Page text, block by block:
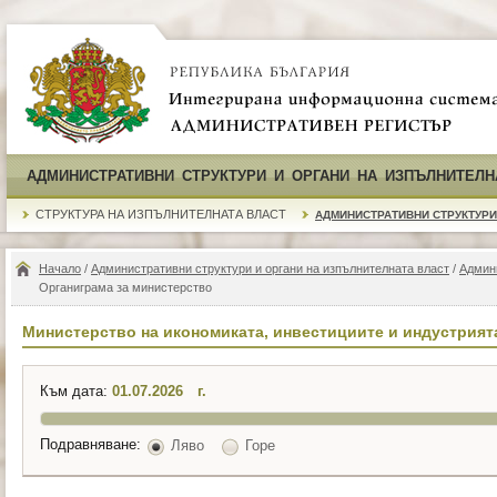
АДМИНИСТРАТИВНИ СТРУКТУРИ И ОРГАНИ НА
СТРУКТУРА НА ИЗПЪЛНИТЕЛНАТА ВЛАСТ АДМИНИСТРАТИВНИ СТРУКТУРИ
Начало / Административни структури и органи на изпълнителната власт /
Органиграма за министерство
Министерство на икономиката, инвестициите и
Към дата: г.
Подравняване: Ляво Горе